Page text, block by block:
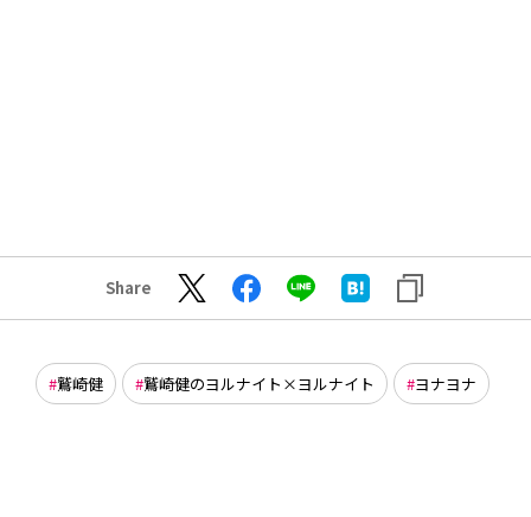
Share
鷲崎健 鷲崎健のヨルナイト×ヨルナイト ヨナヨナ